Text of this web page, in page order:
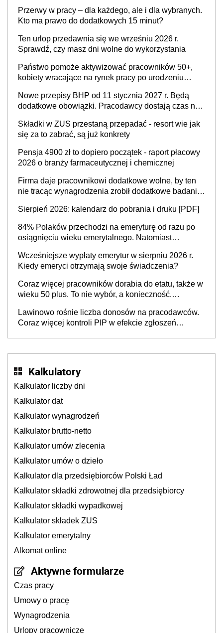
Przerwy w pracy – dla każdego, ale i dla wybranych.
Kto ma prawo do dodatkowych 15 minut?
Ten urlop przedawnia się we wrześniu 2026 r.
Sprawdź, czy masz dni wolne do wykorzystania
Państwo pomoże aktywizować pracowników 50+,
kobiety wracające na rynek pracy po urodzeniu
neuroatypowe. Powstanie Fundusz na rzecz
Inkluzywności w Zatrudnianiu?
Nowe przepisy BHP od 11 stycznia 2027 r. Będą
dodatkowe obowiązki. Pracodawcy dostają czas na
Składki w ZUS przestaną przepadać - resort wie jak
się za to zabrać, są już konkrety
Pensja 4900 zł to dopiero początek - raport płacowy
2026 o branży farmaceutycznej i chemicznej
Firma daje pracownikowi dodatkowe wolne, by ten
nie tracąc wynagrodzenia zrobił dodatkowe badania.
Sierpień 2026: kalendarz do pobrania i druku [PDF]
84% Polaków przechodzi na emeryturę od razu po
osiągnięciu wieku emerytalnego. Natomiast
stanie? Pracownicy 45+ to siła napędowa
gospodarki
Wcześniejsze wypłaty emerytur w sierpniu 2026 r.
Kiedy emeryci otrzymają swoje świadczenia?
Coraz więcej pracowników dorabia do etatu, także w
wieku 50 plus. To nie wybór, a konieczność.
Lawinowo rośnie liczba donosów na pracodawców.
Coraz więcej kontroli PIP w efekcie zgłoszeń
Kalkulatory
Kalkulator liczby dni
Kalkulator dat
Kalkulator wynagrodzeń
Kalkulator brutto-netto
Kalkulator umów zlecenia
Kalkulator umów o dzieło
Kalkulator dla przedsiębiorców Polski Ład
Kalkulator składki zdrowotnej dla przedsiębiorcy
Kalkulator składki wypadkowej
Kalkulator składek ZUS
Kalkulator emerytalny
Alkomat online
Aktywne formularze
Czas pracy
Umowy o pracę
Wynagrodzenia
Urlopy pracownicze